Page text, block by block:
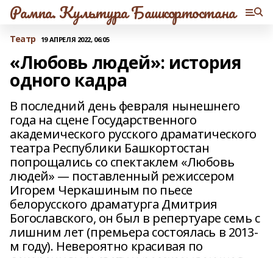
Рампа. Культура Башкортостана
Театр 19 АПРЕЛЯ 2022, 06:05
«Любовь людей»: история
одного кадра
В последний день февраля нынешнего
года на сцене Государственного
академического русского драматического
театра Республики Башкортостан
попрощались со спектаклем «Любовь
людей» — поставленный режиссером
Игорем Черкашиным по пьесе
белорусского драматурга Дмитрия
Богославского, он был в репертуаре семь с
лишним лет (премьера состоялась в 2013-
м году). Невероятно красивая по